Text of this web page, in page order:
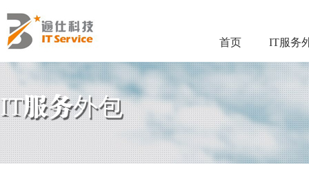
首页 IT服务
IT服务外包